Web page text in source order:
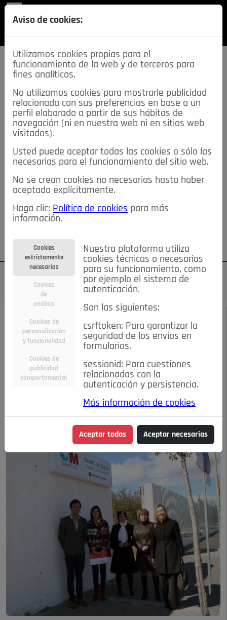
SECCIONES
descarga esta
REVISTA
≡NOTICIAS
NOTICIAS SERVICIOS DE INTERÉS
TABLÓN DE ANUNCIOS MIS ANUNCIOS CONTACTO
NOSOTROS
Su cuenta Regístrese ¿Olvidó su contraseña?
MARZO 2014 ACTUALIDAD
Propuestas socialistas
del PSOE
Aviso de cookies:
Utilizamos cookies propias para el
funcionamiento de la web y de terceros para
fines analíticos.
No utilizamos cookies para mostrarle publicidad
relacionada con sus preferencias en base a un
perfil elaborado a partir de sus hábitos de
navegación (ni en nuestra web ni en sitios web
visitados).
Usted puede aceptar todas las cookies o sólo las
necesarias para el funcionamiento del sitio web.
No se crean cookies no necesarias hasta haber
aceptado explícitamente.
Haga clic: Política de cookies para más
información.
Cookies
estrictamente
necesarias
Cookies
de
análisis
Cookies de
personalización
y funcionalidad
Cookies de
publicidad
comportamental
Nuestra plataforma utiliza
cookies técnicas o necesarias
para su funcionamiento, como
por ejemplo el sistema de
autenticación.
Son las siguientes:
csrftoken: Para garantizar la
seguridad de los envíos en
formularios.
sessionid: Para cuestiones
relacionadas con la
autenticación y persistencia.
Más información de cookies
Aceptar todas Aceptar necesarias